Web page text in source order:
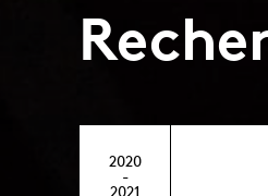
2020
-
2021